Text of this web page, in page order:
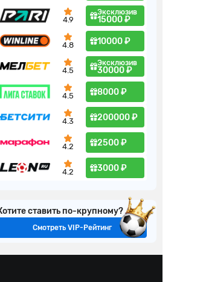
4.9
Эксклюзив
15000 ₽
4.8 10000 ₽
4.5
Эксклюзив
30000 ₽
4.5 8000 ₽
4.3 200000 ₽
4.2 2500 ₽
4.2 3000 ₽
ставить по-крупному?
Смотреть VIP-Рейтинг